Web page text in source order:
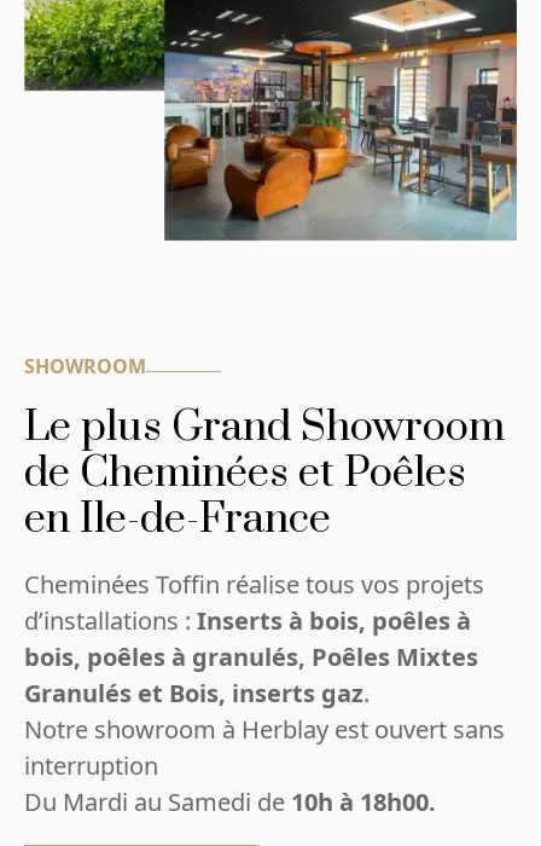
SHOWROOM
Le plus Grand Showroom
de Cheminées et Poêles
en Ile-de-France
Cheminées Toffin réalise tous vos projets
d’installations : Inserts à bois, poêles à
bois, poêles à granulés, Poêles Mixtes
Granulés et Bois, inserts gaz.
Notre showroom à Herblay est ouvert sans
interruption
Du Mardi au Samedi de 10h à 18h00.